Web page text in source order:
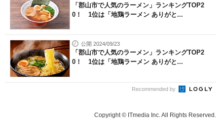
「郡山市で人気のラーメン」ランキングTOP2
0！ 1位は「地鶏ラーメン ありがと...
公開 2024/09/23
「郡山市で人気のラーメン」ランキングTOP2
0！ 1位は「地鶏ラーメン ありがと...
Recommended by
Copyright © ITmedia Inc. All Rights Reserved.